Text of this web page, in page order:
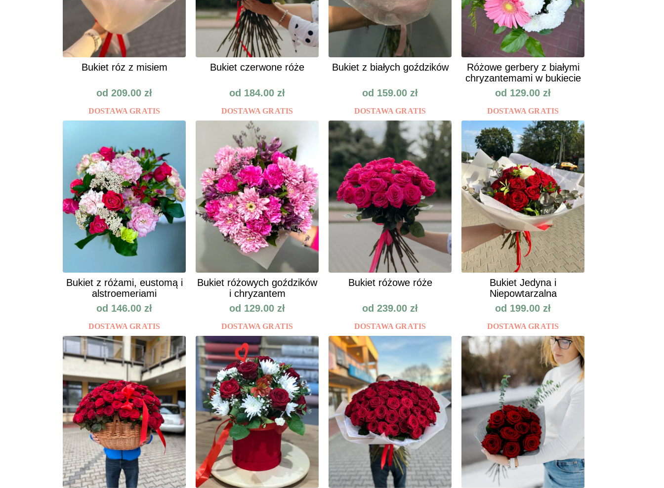
Bukiet róz z misiem
od 209.00 zł
DOSTAWA GRATIS
Bukiet czerwone róże
od 184.00 zł
DOSTAWA GRATIS
Bukiet z białych goździków
od 159.00 zł
DOSTAWA GRATIS
Różowe gerbery z białymi
chryzantemami w bukiecie
od 129.00 zł
DOSTAWA GRATIS
Bukiet z różami, eustomą i
alstroemeriami
od 146.00 zł
DOSTAWA GRATIS
Bukiet różowych goździków
i chryzantem
od 129.00 zł
DOSTAWA GRATIS
Bukiet różowe róże
od 239.00 zł
DOSTAWA GRATIS
Bukiet Jedyna i
Niepowtarzalna
od 199.00 zł
DOSTAWA GRATIS